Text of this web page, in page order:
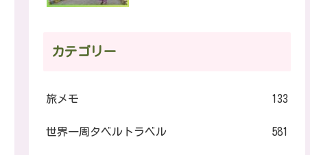
カテゴリー
旅メモ 133
世界一周タベルトラベル 581